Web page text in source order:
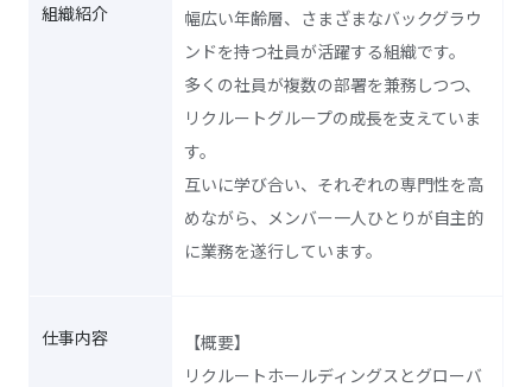
組織紹介
幅広い年齢層、さまざまなバックグラウ
ンドを持つ社員が活躍する組織です。
多くの社員が複数の部署を兼務しつつ、
リクルートグループの成長を支えていま
す。
互いに学び合い、それぞれの専門性を高
めながら、メンバー一人ひとりが自主的
に業務を遂行しています。
仕事内容
【概要】
リクルートホールディングスとグローバ